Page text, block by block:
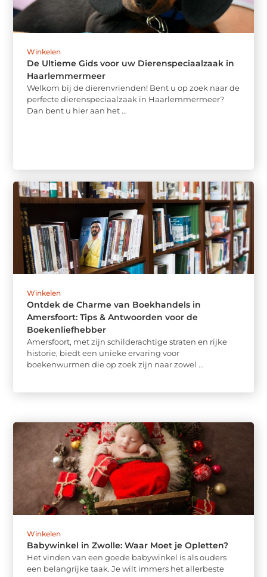
Winkelen
De Ultieme Gids voor uw Dierenspeciaalzaak in
Haarlemmermeer
Welkom bij de dierenvrienden! Bent u op zoek naar de
perfecte dierenspeciaalzaak in Haarlemmermeer?
Dan bent u hier aan het ...
Winkelen
Ontdek de Charme van Boekhandels in
Amersfoort: Tips & Antwoorden voor de
Boekenliefhebber
Amersfoort, met zijn schilderachtige straten en rijke
historie, biedt een unieke ervaring voor
boekenwurmen die op zoek zijn naar zowel ...
Winkelen
Babywinkel in Zwolle: Waar Moet je Opletten?
Het vinden van een goede babywinkel is als ouders
een belangrijke taak. Je wilt immers het allerbeste